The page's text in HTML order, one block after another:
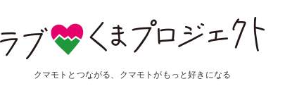
クマモトとつながる、クマモトがもっと好きになる